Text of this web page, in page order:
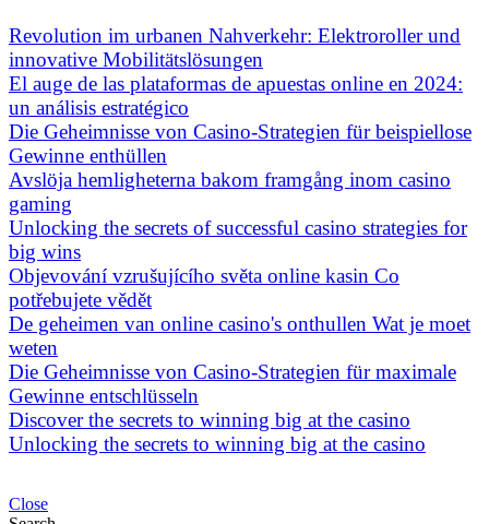
Revolution im urbanen Nahverkehr: Elektroroller und
innovative Mobilitätslösungen
El auge de las plataformas de apuestas online en 2024:
un análisis estratégico
Die Geheimnisse von Casino-Strategien für beispiellose
Gewinne enthüllen
Avslöja hemligheterna bakom framgång inom casino
gaming
Unlocking the secrets of successful casino strategies for
big wins
Objevování vzrušujícího světa online kasin Co
potřebujete vědět
De geheimen van online casino's onthullen Wat je moet
weten
Die Geheimnisse von Casino-Strategien für maximale
Gewinne entschlüsseln
Discover the secrets to winning big at the casino
Unlocking the secrets to winning big at the casino
Close